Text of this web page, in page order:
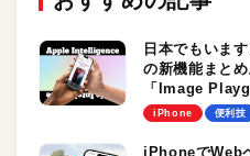
日本でもいま
の新機能まとめ
「Image
文字）」。
iPhone 便利技
iPhoneでWeb